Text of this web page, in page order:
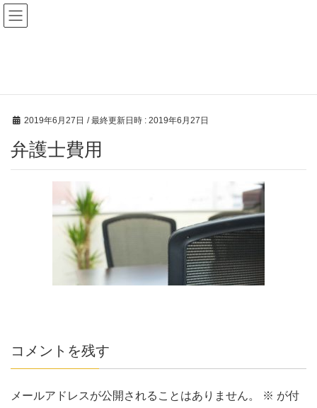
2019年6月27日 / 最終更新日時 : 2019年6月27日
弁護士費用
コメントを残す
メールアドレスが公開されることはありません。 ※ が付